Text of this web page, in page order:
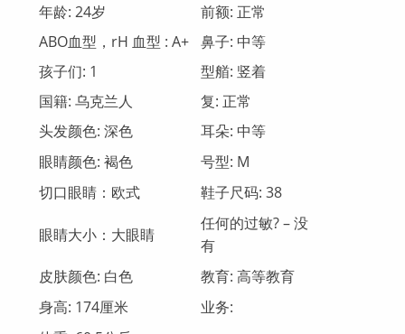
年龄: 24岁
前额: 正常
ABO血型，rH 血型 : А+ 鼻子: 中等
孩子们: 1
型艏: 竖着
国籍: 乌克兰人
复: 正常
头发颜色: 深色
耳朵: 中等
眼睛颜色: 褐色
号型: М
切口眼睛：欧式
鞋子尺码: 38
眼睛大小：大眼睛
任何的过敏? – 没
有
皮肤颜色: 白色
教育: 高等教育
身高: 174厘米
业务: